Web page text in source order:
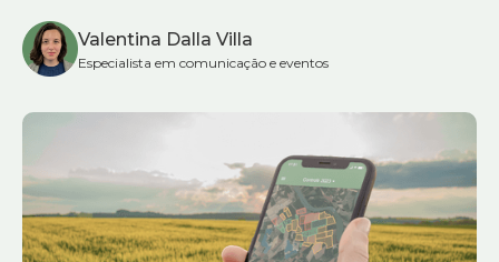
Valentina Dalla Villa
Especialista em comunicação e eventos